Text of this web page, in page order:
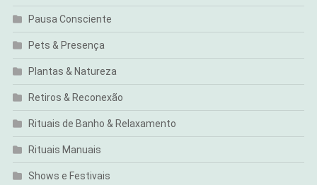
Pausa Consciente
Pets & Presença
Plantas & Natureza
Retiros & Reconexão
Rituais de Banho & Relaxamento
Rituais Manuais
Shows e Festivais